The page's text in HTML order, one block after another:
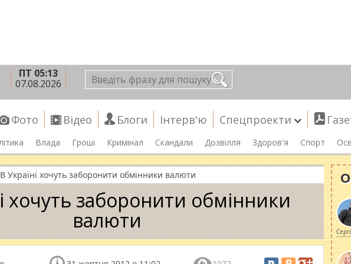
ПТ 05:13
07.08.2026
Фото Відео Блоги Інтерв'ю Спецпроекти
Влада Гроші Кримінал Скандали Дозвілля Здоров'я Спорт
В Україні хочуть заборонити обмінники валюти
хочуть заборонити обмінники
валюти